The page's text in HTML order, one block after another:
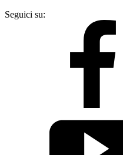
Seguici su: